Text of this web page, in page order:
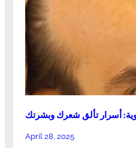
أسرار تألق شعرك وبشرتك
April 28, 2025